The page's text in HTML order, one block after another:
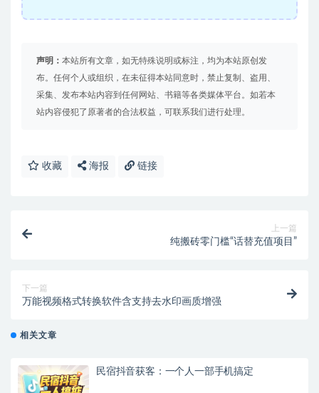
声明： 本站所有文章，如无特殊说明或标注，均为本站原创发
布。任何个人或组织，在未征得本站同意时，禁止复制、盗用、
采集、发布本站内容到任何网站、书籍等各类媒体平台。如若本
站内容侵犯了原著者的合法权益，可联系我们进行处理。
收藏 海报 链接
上一篇
纯搬砖零门槛“话替充值项目”
下一篇
万能视频格式转换软件含支持去水印画质增强
相关文章
民宿抖音获客：一个人一部手机搞定